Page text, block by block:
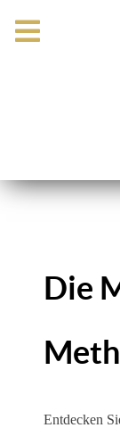
Die
Entdecken